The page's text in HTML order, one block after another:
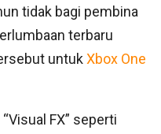
tidak bagi pembina
terbaru
untukXbox One
FX” seperti